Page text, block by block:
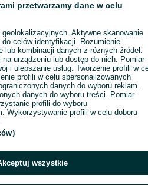
przetwarzamy dane w celu
geolokalizacyjnych. Aktywne skanowanie
celów identyfikacji. Rozumienie
kombinacji danych z różnych źródeł.
na urządzeniu lub dostęp do nich. Pomiar
i ulepszanie usług. Tworzenie profili w
profili w celu spersonalizowanych
danych do wyboru reklam.
danych do wyboru treści. Pomiar
profili do wyboru
Wykorzystywanie profili w celu doboru
wszystkie